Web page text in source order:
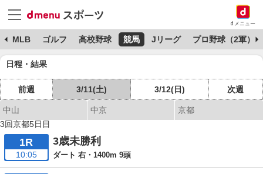
dメニュー
MLB ゴルフ 高校野球 競馬 Jリーグ プロ野球（2軍）
日程・結果
前週 3/11(土) 3/12(日) 次週
中山 中京
京都
3回京都5日目
1R
10:05
3歳未勝利
ダート 右・1400m 9頭